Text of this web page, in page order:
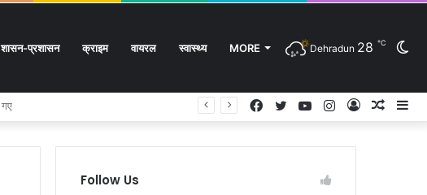
शासन-प्रशासन क्राइम वायरल स्वास्थ्य MORE Dehradun 28 ℃
Log
Instagram
YouTube
Twitter
Facebook
Follow Us